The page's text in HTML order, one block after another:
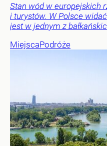
Stan wód w europejskich
i turystów. W Polsce
jest w jednym z
MiejscaPodróże